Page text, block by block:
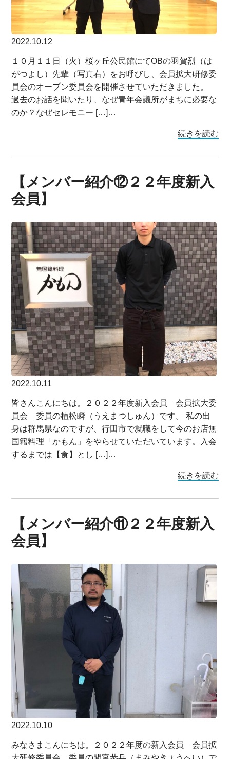
2022.10.12
１０月１１日（火）桜ヶ丘公民館にてOBの羽賀烈（は
がつよし）先輩（写真右）をお呼びし、会員拡大研修委
員会のオープン委員会を開催させていただきました。
過去のお話を聞いたり、なぜ青年会議所がまちに必要な
のか？なぜセレモニー […]…
続きを読む
【メンバー紹介⑫２２年度新入
会員】
2022.10.11
皆さんこんにちは。２０２２年度新入会員 会員拡大委
員会 委員の植松瞬（うえまつしゅん）です。 私の出
身は群馬県なのですが、行田市で就職をして今のお店無
国籍料理「かもん」をやらせていただいています。入会
するまでは【食】とし […]…
続きを読む
【メンバー紹介⑪２２年度新入
会員】
2022.10.10
みなさまこんにちは。２０２２年度の新入会員 会員拡